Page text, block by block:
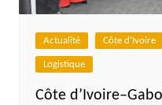
Actualité Côte d'Ivoire
Logistique
Côte